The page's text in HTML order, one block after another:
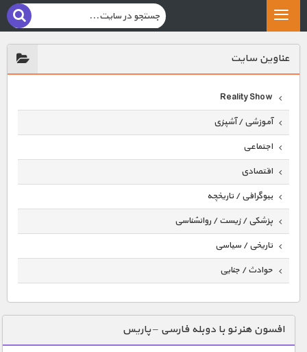
عناوين سايت
Reality Show
آموزشی / آشپزی
اجتماعی
اقتصادی
بیوگرافی / تاریخچه
پزشکی / زیست / روانشناسی
تاریخی / سیاسی
حوادث / جنایی
دنیای خوراکی ها
زمین شناسی / محیط زیست
افسون هنر نو با دوبله فارسی – پاریس